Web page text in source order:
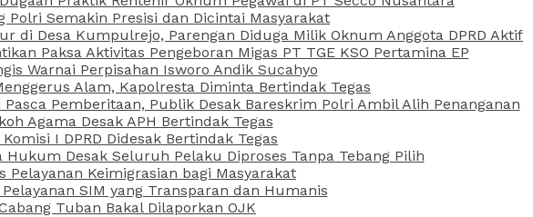
Semakin Presisi dan Dicintai Masyarakat
di Desa Kumpulrejo, Parengan Diduga Milik Oknum Anggota DPRD Aktif
Paksa Aktivitas Pengeboran Migas PT TGE KSO Pertamina EP
Warnai Perpisahan Isworo Andik Sucahyo
Alam, Kapolresta Diminta Bertindak Tegas
Pemberitaan, Publik Desak Bareskrim Polri Ambil Alih Penanganan
Agama Desak APH Bertindak Tegas
I DPRD Didesak Bertindak Tegas
Desak Seluruh Pelaku Diproses Tanpa Tebang Pilih
Pelayanan Keimigrasian bagi Masyarakat
SIM yang Transparan dan Humanis
Tuban Bakal Dilaporkan OJK